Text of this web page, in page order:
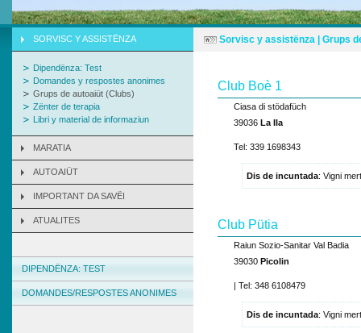
Sorvisc y assistënza | Grups
SORVISC Y ASSISTËNZA
Dipendënza: Test
Domandes y respostes anonimes
Grups de autoaiüt (Clubs)
Zënter de terapia
Libri y material de informaziun
MARATIA
AUTOAIÜT
IMPORTANT DA SAVËI
ATUALITES
DIPENDËNZA: TEST
DOMANDES/RESPOSTES ANONIMES
Club Boè 1
Ciasa di stödafüch
39036 La Ila
Tel: 339 1698343
Dis de incuntada: Vigni
Club Pütia
Raiun Sozio-Sanitar Val Badia
39030 Picolin
| Tel: 348 6108479
Dis de incuntada: Vigni